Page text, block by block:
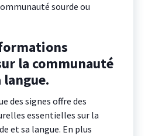
sourde ou
la communauté
langue.
des signes offre des
essentielles sur la
et sa langue. En plus